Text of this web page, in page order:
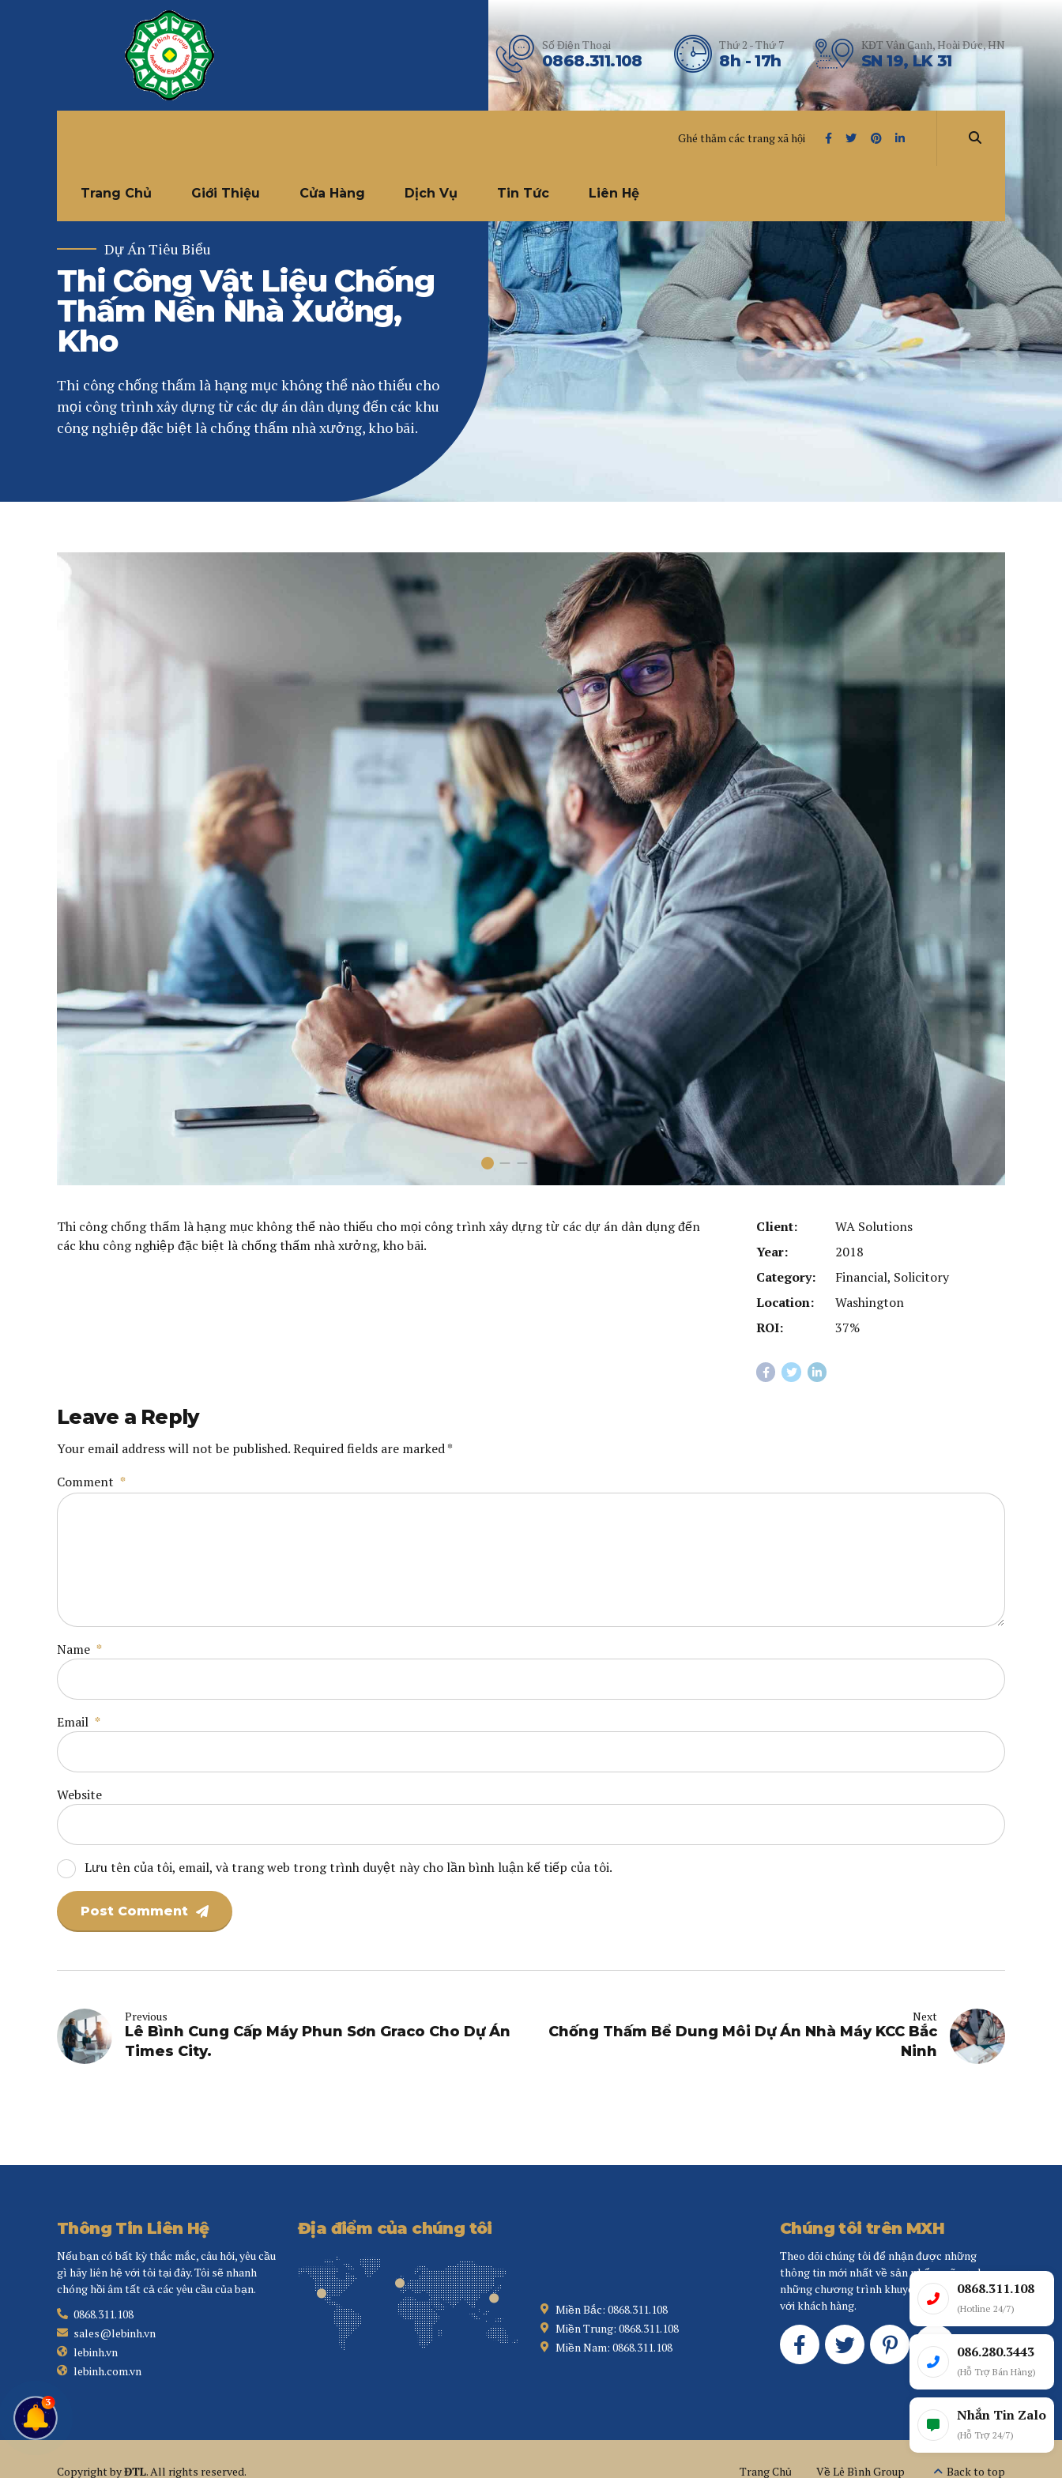
Số Điện Thoại
0868.311.108
Thứ 2 - Thứ 7
8h - 17h
KĐT Vân Canh, Hoài Đức, HN
SN 19, LK 31
Ghé thăm các trang xã hội
Trang Chủ Giới Thiệu Cửa Hàng Dịch Vụ Tin Tức Liên Hệ
Dự Án Tiêu Biểu
Thi Công Vật Liệu Chống
Thấm Nền Nhà Xưởng,
Kho
Thi công chống thấm là hạng mục không thể nào thiếu cho
mọi công trình xây dựng từ các dự án dân dụng đến các khu
công nghiệp đặc biệt là chống thấm nhà xưởng, kho bãi.
Thi công chống thấm là hạng mục không thể nào thiếu cho mọi công trình xây dựng từ các dự án dân dụng đến
các khu công nghiệp đặc biệt là chống thấm nhà xưởng, kho bãi.
Client:
WA Solutions
Year:
2018
Category:
Financial, Solicitory
Location:
Washington
ROI:
37%
Leave a Reply
Your email address will not be published. Required fields are marked *
Comment *
Name *
Email *
Website
Lưu tên của tôi, email, và trang web trong trình duyệt này cho lần bình luận kế tiếp của tôi.
Post Comment
Previous
Lê Bình Cung Cấp Máy Phun Sơn Graco Cho Dự Án
Times City.
Next
Chống Thấm Bể Dung Môi Dự Án Nhà Máy KCC Bắc
Ninh
Thông Tin Liên Hệ
Nếu bạn có bất kỳ thắc mắc, câu hỏi, yêu cầu
gì hãy liên hệ với tôi tại đây. Tôi sẽ nhanh
chóng hồi âm tất cả các yêu cầu của bạn.
0868.311.108
sales@lebinh.vn
lebinh.vn
lebinh.com.vn
Địa điểm của chúng tôi
Miền Bắc: 0868.311.108
Miền Trung: 0868.311.108
Miền Nam: 0868.311.108
Chúng tôi trên MXH
Theo dõi chúng tôi để nhận được những
thông tin mới nhất về sản phẩm, cũng như
những chương trình khuyến mãi tốt nhất đối
với khách hàng.
Copyright byĐTL. All rights reserved. Trang Chủ Về Lê Bình Group Back to top
3
0868.311.108
(Hotline 24/7)
086.280.3443
(Hỗ Trợ Bán Hàng)
Nhắn Tin Zalo
(Hỗ Trợ 24/7)